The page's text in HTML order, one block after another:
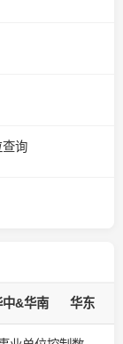
查询
中&华南 华东